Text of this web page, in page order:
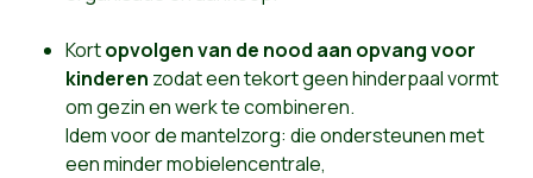
Kortopvolgen van de nood aan opvang voor
kinderen zodat een tekort geen hinderpaal vormt
om gezin en werk te combineren.
Idem voor de mantelzorg: die ondersteunen met
een minder mobielencentrale,